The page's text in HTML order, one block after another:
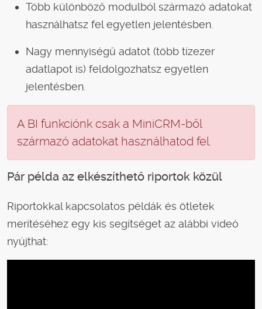
Több különböző modulból származó adatokat
használhatsz fel egyetlen jelentésben.
Nagy mennyiségű adatot (több tízezer
adatlapot is) feldolgozhatsz egyetlen
jelentésben.
A BI funkciónk csak a MiniCRM-ből
származó adatokat használhatod fel.
Pár példa az elkészíthető riportok közül
Riportokkal kapcsolatos példák és ötletek
merítéséhez egy kis segítséget az alábbi videó
nyújthat: